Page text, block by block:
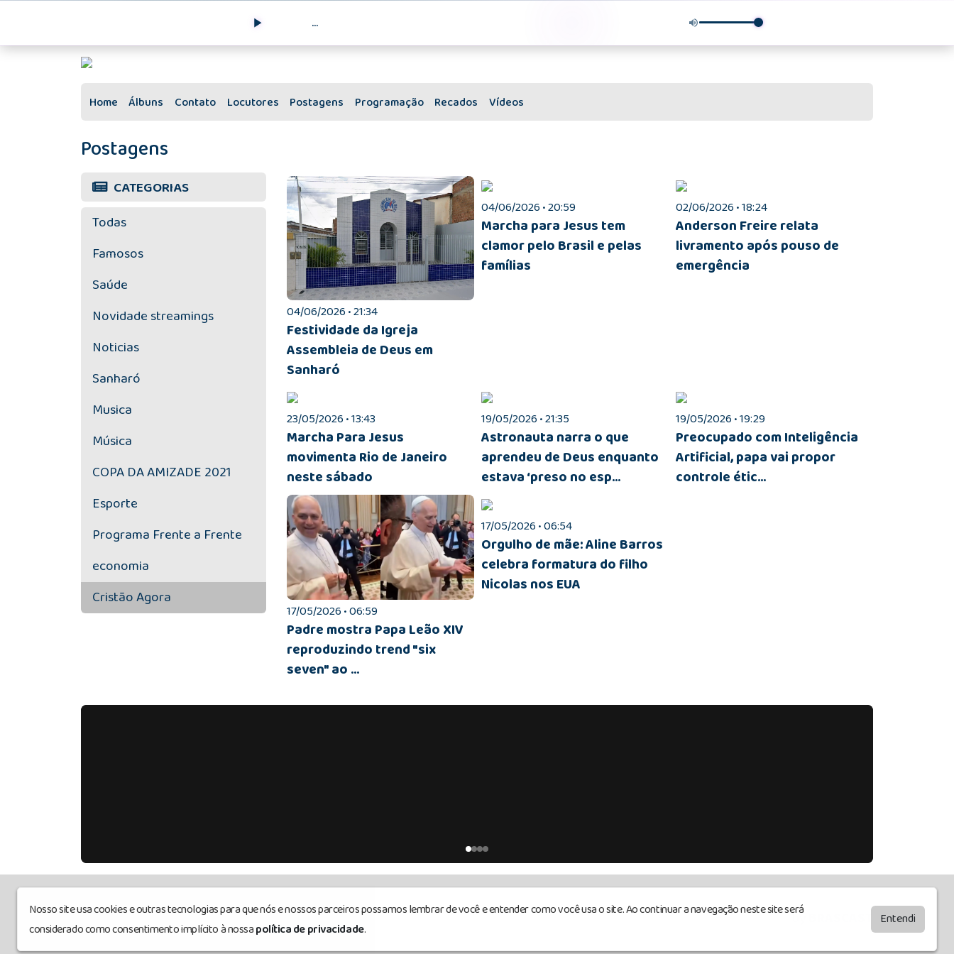
...
Home Álbuns Contato Locutores Postagens Programação Recados Vídeos
Postagens
CATEGORIAS
Todas
Famosos
Saúde
Novidade streamings
Noticias
Sanharó
Musica
Música
COPA DA AMIZADE 2021
Esporte
Programa Frente a Frente
economia
Cristão Agora
04/06/2026 • 21:34
Festividade da Igreja
Assembleia de Deus em
Sanharó
04/06/2026 • 20:59
Marcha para Jesus tem
clamor pelo Brasil e pelas
famílias
02/06/2026 • 18:24
Anderson Freire relata
livramento após pouso de
emergência
23/05/2026 • 13:43
Marcha Para Jesus
movimenta Rio de Janeiro
neste sábado
19/05/2026 • 21:35
Astronauta narra o que
aprendeu de Deus enquanto
estava ‘preso no esp...
19/05/2026 • 19:29
Preocupado com Inteligência
Artificial, papa vai propor
controle étic...
17/05/2026 • 06:59
Padre mostra Papa Leão XIV
reproduzindo trend "six
seven" ao ...
17/05/2026 • 06:54
Orgulho de mãe: Aline Barros
celebra formatura do filho
Nicolas nos EUA
Nosso site usa cookies e outras tecnologias para que nós e nossos parceiros possamos lembrar de você e entender como você usa o site. Ao continuar a navegação neste site será
considerado como consentimento implícito à nossapolítica de privacidade.
Entendi
Radiosanharofm© Todos os direitos reservados. by